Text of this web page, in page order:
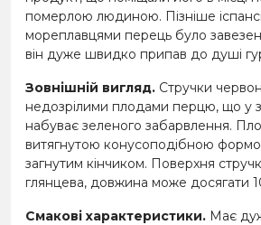
померлою людиною. Пізніше
мореплавцями перець було
він дуже швидко припав до душі
Зовнішній вигляд. Стручки
недозрілими плодами перцю, що у
набуває зеленого забарвлення.
витягнутою конусоподібною
загнутим кінчиком. Поверхня
глянцева, довжина може досягати
Смакові характеристики. Має